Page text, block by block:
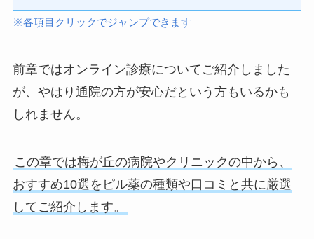
※各項目クリックでジャンプできます
前章ではオンライン診療についてご紹介しました
が、やはり通院の方が安心だという方もいるかも
しれません。
この章では梅が丘の病院やクリニックの中から、
おすすめ10選をピル薬の種類や口コミと共に厳選
してご紹介します。